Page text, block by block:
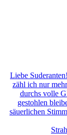
Liebe
zähl ich nur
durchs volle
gestohlen
säuerlichen